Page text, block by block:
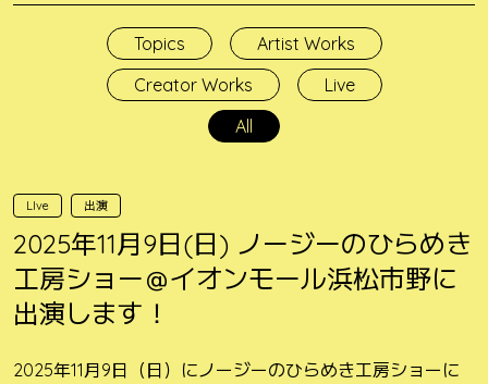
Topics
Artist Works
Creator Works
Live
All
LIve 出演
2025年11月9日(日) ノージーのひらめき
工房ショー＠イオンモール浜松市野に
出演します！
2025年11月9日（日）にノージーのひらめき工房ショーに